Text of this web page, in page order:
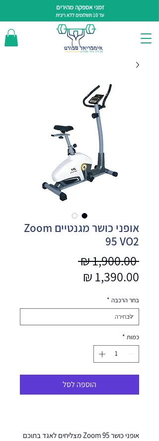
זמני אספקה מהירים
עד 10 תשלומים ללא ריבית
אופני כושר מגנטיים Zoom
95 VO2
‏1,900.00 ‏₪
מחיר
בחר הרכבה *
כמות *
הוספה לסל
אופני כושר Zoom 95 מצליחים לאגד בתוכם